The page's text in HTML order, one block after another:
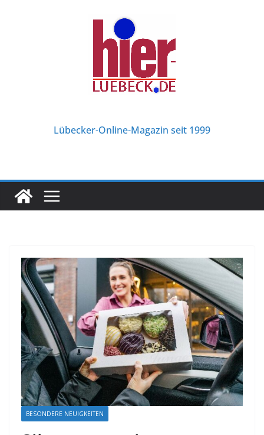
Lübecker-Online-Magazin seit 1999
BESONDERE NEUIGKEITEN